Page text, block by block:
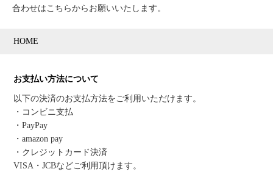
合わせはこちらからお願いいたします。
HOME
お支払い方法について
以下の決済のお支払方法をご利用いただけます。
・コンビニ支払
・PayPay
・amazon pay
・クレジットカード決済
VISA・JCBなどご利用頂けます。